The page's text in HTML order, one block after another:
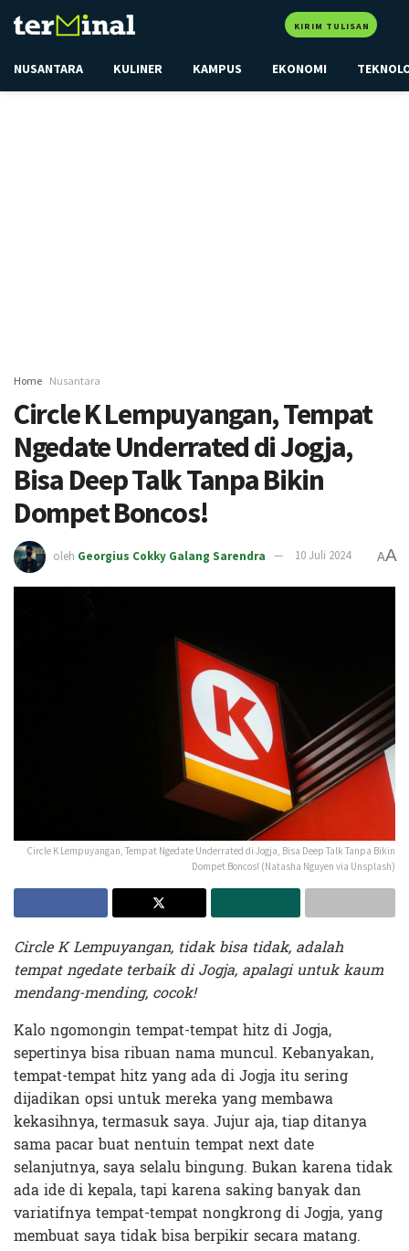
KIRIM TULISAN
NUSANTARA KULINER KAMPUS EKONOMI
Home Nusantara
Circle K Lempuyangan, Tempat
Ngedate Underrated di Jogja,
Bisa Deep Talk Tanpa Bikin
Dompet Boncos!
oleh Georgius Cokky Galang Sarendra 10 Juli 2024 AA
Circle K Lempuyangan, Tempat Ngedate Underrated di Jogja, Bisa Deep Talk Tanpa Bikin
Dompet Boncos! (Natasha Nguyen via Unsplash)
Circle K Lempuyangan, tidak bisa tidak, adalah
tempat ngedate terbaik di Jogja, apalagi untuk kaum
mendang-mending, cocok!
Kalo ngomongin tempat-tempat hitz di Jogja,
sepertinya bisa ribuan nama muncul. Kebanyakan,
tempat-tempat hitz yang ada di Jogja itu sering
dijadikan opsi untuk mereka yang membawa
kekasihnya, termasuk saya. Jujur aja, tiap ditanya
sama pacar buat nentuin tempat next date
selanjutnya, saya selalu bingung. Bukan karena tidak
ada ide di kepala, tapi karena saking banyak dan
variatifnya tempat-tempat nongkrong di Jogja, yang
membuat saya tidak bisa berpikir secara matang.